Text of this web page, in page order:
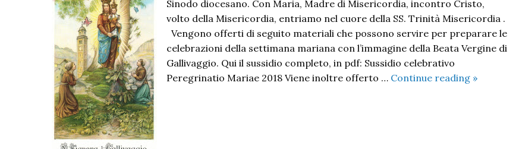
Sinodo diocesano. Con Maria, Madre di Misericordia, incontro Cristo,
volto della Misericordia, entriamo nel cuore della SS. Trinità Misericordia .
Vengono offerti di seguito materiali che possono servire per preparare le
celebrazioni della settimana mariana con l’immagine della Beata Vergine di
Gallivaggio. Qui il sussidio completo, in pdf: Sussidio celebrativo
Peregrinatio Mariae 2018 Viene inoltre offerto … Continue reading Peregrinatio
»